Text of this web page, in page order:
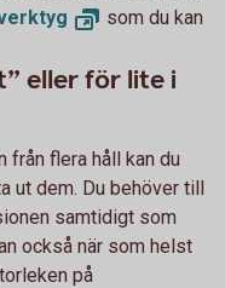
som du kan
eller för lite i
flera håll kan du
ut dem. Du behöver till
samtidigt som
också när som helst
på